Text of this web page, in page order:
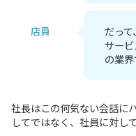
店員
だっ
サー
の業
社長はこの何気ない会話に
してではなく、社員に対し